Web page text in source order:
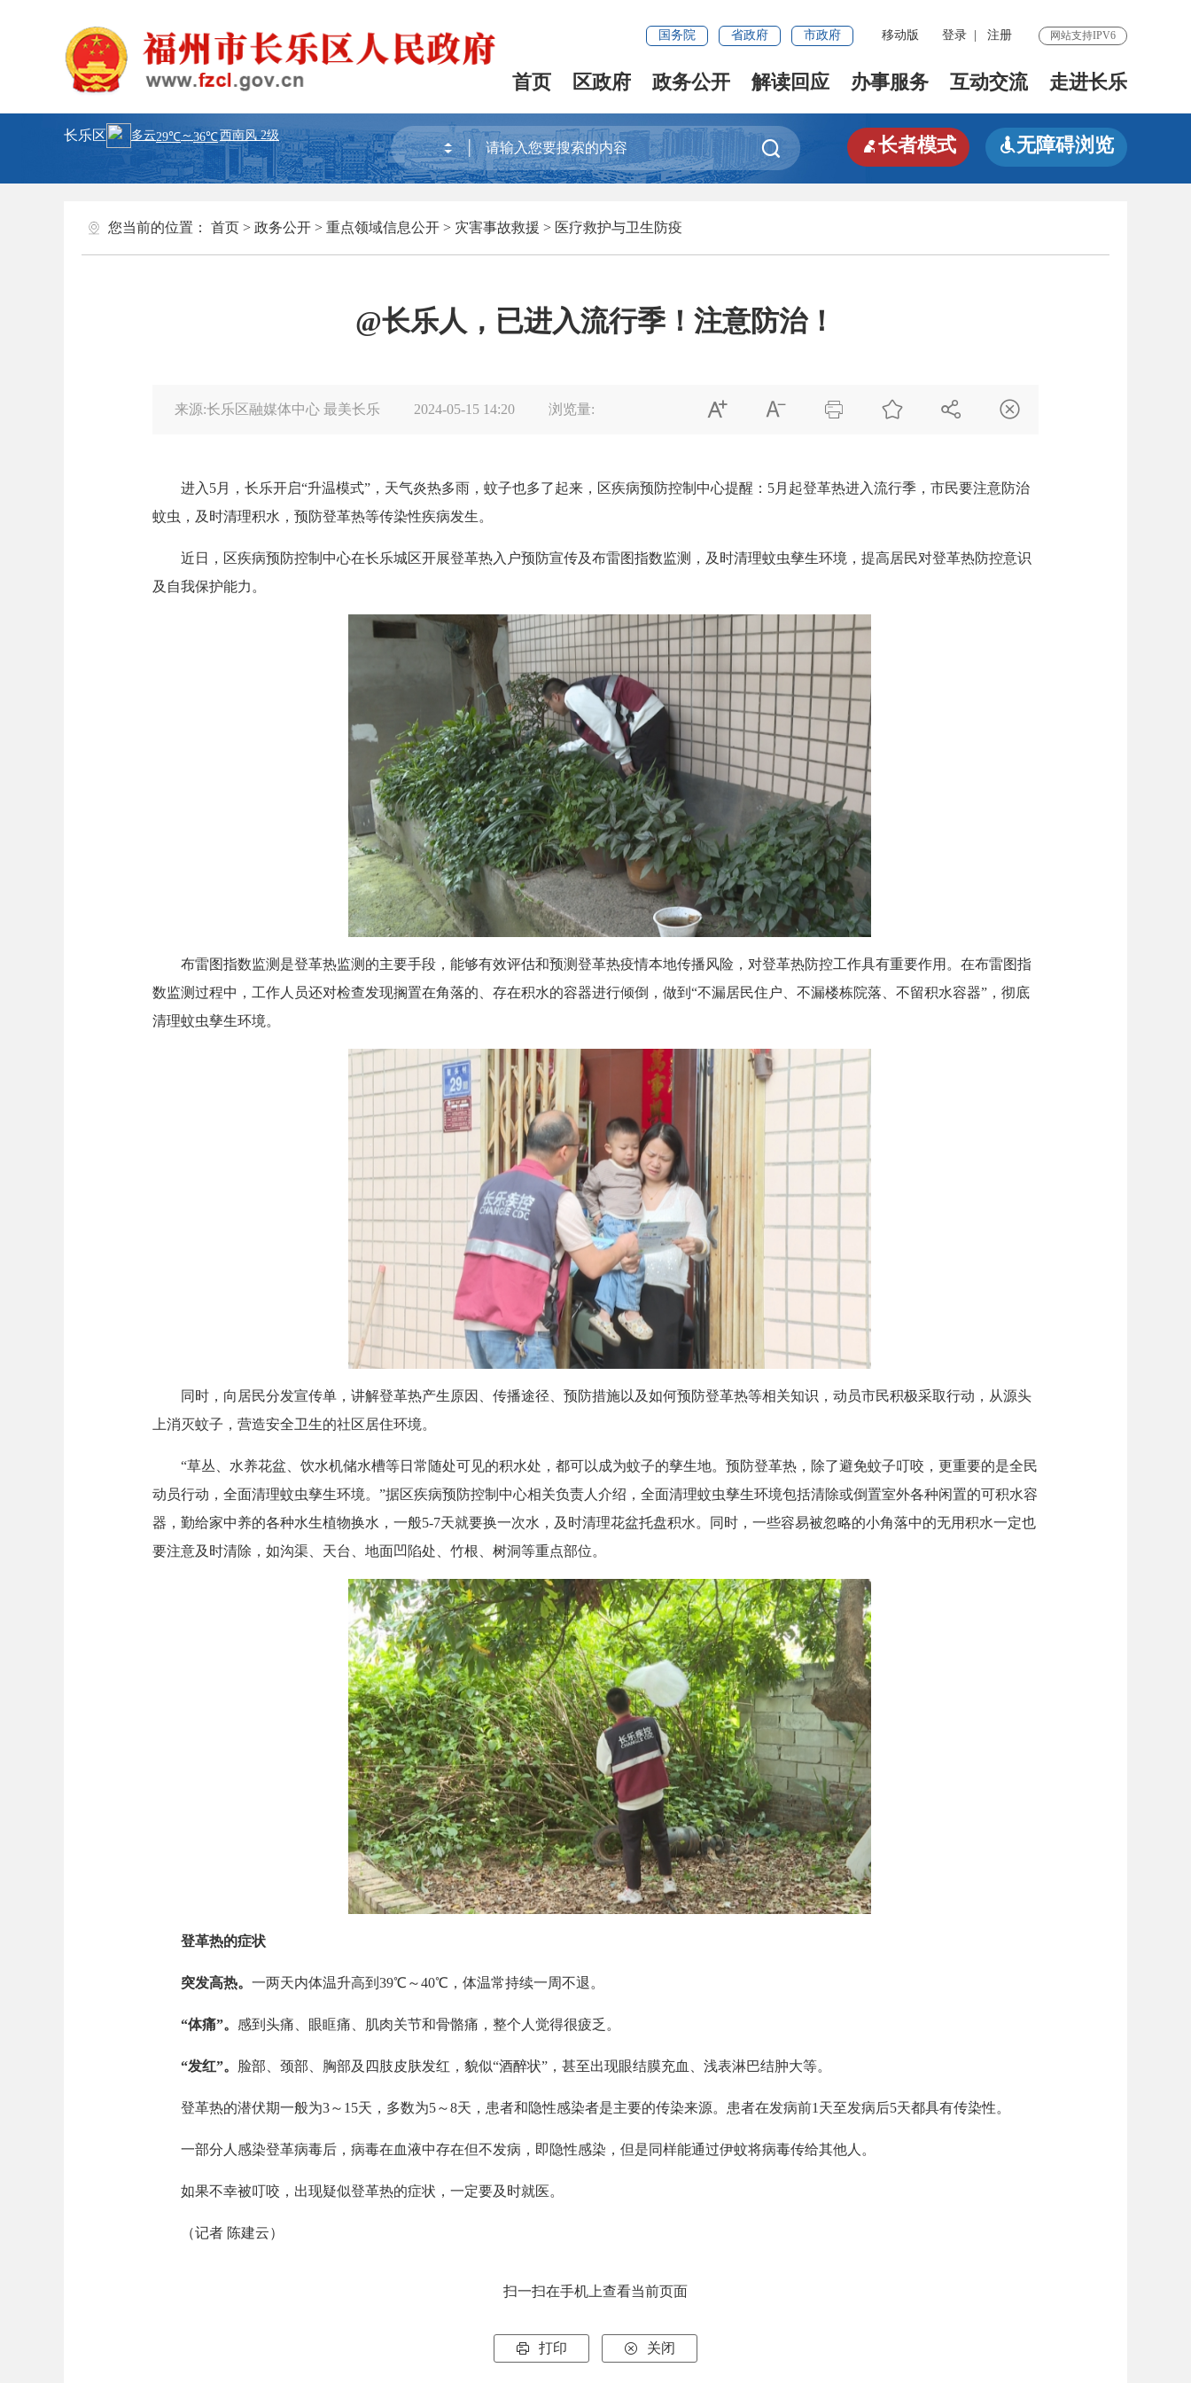
国务院 省政府 市政府 移动版 登录 注册 网站支持IPV6
首页 区政府 政务公开 解读回应 办事服务 互动交流 走进长乐
长乐区
 长者模式 无障碍浏览
您当前的位置： 首页 > 政务公开 > 重点领域信息公开 > 灾害事故救援 > 医疗救护与卫生防疫
@长乐人，已进入流行季！注意防治！
来源:长乐区融媒体中心 最美长乐 2024-05-15 14:20 浏览量:      
进入5月，长乐开启“升温模式”，天气炎热多雨，蚊子也多了起来，区疾病预防控制中心提醒：5月起登革热进入流行季，市民要注意防治
蚊虫，及时清理积水，预防登革热等传染性疾病发生。
近日，区疾病预防控制中心在长乐城区开展登革热入户预防宣传及布雷图指数监测，及时清理蚊虫孳生环境，提高居民对登革热防控意识
及自我保护能力。
布雷图指数监测是登革热监测的主要手段，能够有效评估和预测登革热疫情本地传播风险，对登革热防控工作具有重要作用。在布雷图指
数监测过程中，工作人员还对检查发现搁置在角落的、存在积水的容器进行倾倒，做到“不漏居民住户、不漏楼栋院落、不留积水容器”，彻底
清理蚊虫孳生环境。
同时，向居民分发宣传单，讲解登革热产生原因、传播途径、预防措施以及如何预防登革热等相关知识，动员市民积极采取行动，从源头
上消灭蚊子，营造安全卫生的社区居住环境。
“草丛、水养花盆、饮水机储水槽等日常随处可见的积水处，都可以成为蚊子的孳生地。预防登革热，除了避免蚊子叮咬，更重要的是全民
动员行动，全面清理蚊虫孳生环境。”据区疾病预防控制中心相关负责人介绍，全面清理蚊虫孳生环境包括清除或倒置室外各种闲置的可积水容
器，勤给家中养的各种水生植物换水，一般5-7天就要换一次水，及时清理花盆托盘积水。同时，一些容易被忽略的小角落中的无用积水一定也
要注意及时清除，如沟渠、天台、地面凹陷处、竹根、树洞等重点部位。
登革热的症状
突发高热。 一两天内体温升高到39℃～40℃，体温常持续一周不退。
“体痛”。 感到头痛、眼眶痛、肌肉关节和骨骼痛，整个人觉得很疲乏。
“发红”。 脸部、颈部、胸部及四肢皮肤发红，貌似“酒醉状”，甚至出现眼结膜充血、浅表淋巴结肿大等。
登革热的潜伏期一般为3～15天，多数为5～8天，患者和隐性感染者是主要的传染来源。患者在发病前1天至发病后5天都具有传染性。
一部分人感染登革病毒后，病毒在血液中存在但不发病，即隐性感染，但是同样能通过伊蚊将病毒传给其他人。
如果不幸被叮咬，出现疑似登革热的症状，一定要及时就医。
（记者 陈建云）
扫一扫在手机上查看当前页面
 打印  关闭